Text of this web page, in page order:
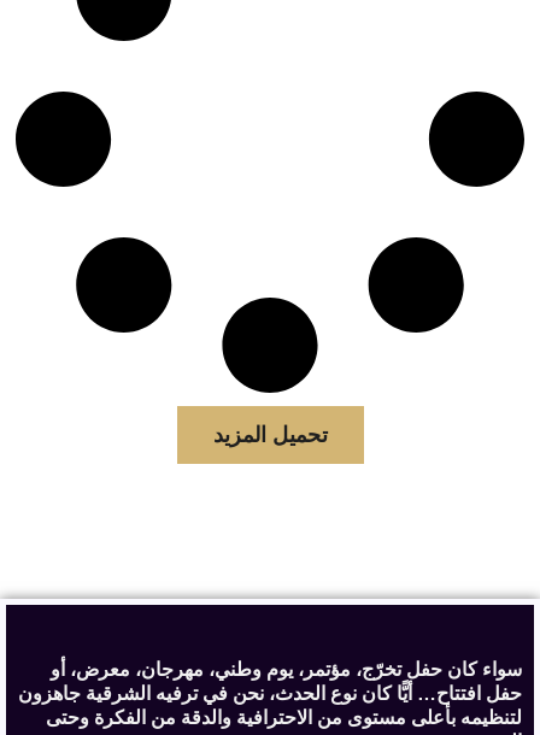
تحميل المزيد
سواء كان حفل تخرّج، مؤتمر، يوم وطني، مهرجان، معرض، أو
حفل افتتاح… أيًّا كان نوع الحدث، نحن في ترفيه الشرقية جاهزون
لتنظيمه بأعلى مستوى من الاحترافية والدقة من الفكرة وحتى